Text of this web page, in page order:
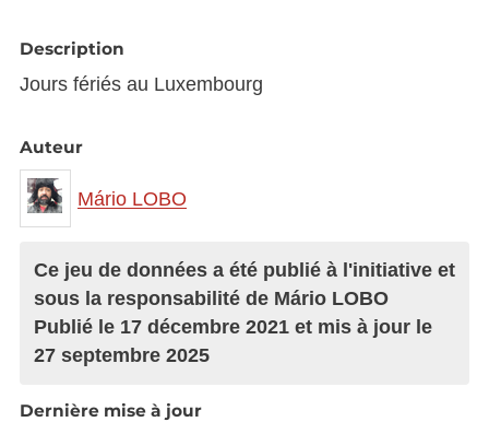
Description
Jours fériés au Luxembourg
Auteur
Mário LOBO
Ce jeu de données a été publié à l'initiative et
sous la responsabilité de Mário LOBO
Publié le 17 décembre 2021 et mis à jour le
27 septembre 2025
Dernière mise à jour